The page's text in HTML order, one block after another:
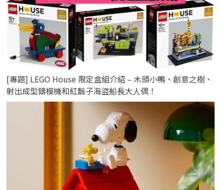
[專題] LEGO House 限定盒組介紹 – 木頭小鴨、創意之樹、
射出成型鑄模機和紅鬍子海盜船長大人偶！